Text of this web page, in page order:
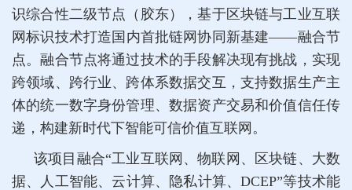
识综合性二级节点（胶东），基于区块链与工业互联
网标识技术打造国内首批链网协同新基建——融合节
点。融合节点将通过技术的手段解决现有挑战，实现
跨领域、跨行业、跨体系数据交互，支持数据生产主
体的统一数字身份管理、数据资产交易和价值信任传
递，构建新时代下智能可信价值互联网。
该项目融合“工业互联网、物联网、区块链、大数
据、人工智能、云计算、隐私计算、DCEP”等技术能